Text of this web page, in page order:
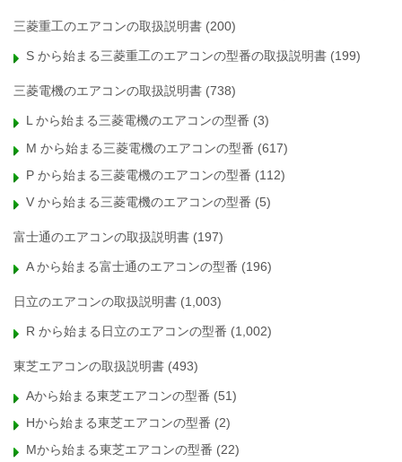
三菱重工のエアコンの取扱説明書 (200)
S から始まる三菱重工のエアコンの型番の取扱説明書 (199)
三菱電機のエアコンの取扱説明書 (738)
L から始まる三菱電機のエアコンの型番 (3)
M から始まる三菱電機のエアコンの型番 (617)
P から始まる三菱電機のエアコンの型番 (112)
V から始まる三菱電機のエアコンの型番 (5)
富士通のエアコンの取扱説明書 (197)
A から始まる富士通のエアコンの型番 (196)
日立のエアコンの取扱説明書 (1,003)
R から始まる日立のエアコンの型番 (1,002)
東芝エアコンの取扱説明書 (493)
Aから始まる東芝エアコンの型番 (51)
Hから始まる東芝エアコンの型番 (2)
Mから始まる東芝エアコンの型番 (22)